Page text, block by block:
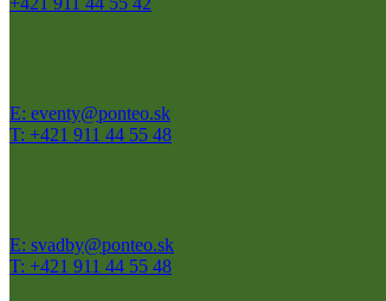
E: eventy@ponteo.sk
T: +421 911 44 55 48
E: svadby@ponteo.sk
T: +421 911 44 55 48